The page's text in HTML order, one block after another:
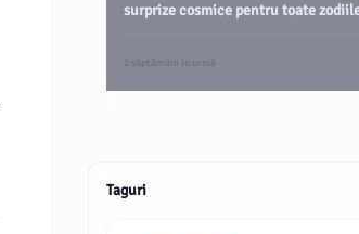
surprize cosmice pentru toate
2 săptămâni în urmă
Taguri